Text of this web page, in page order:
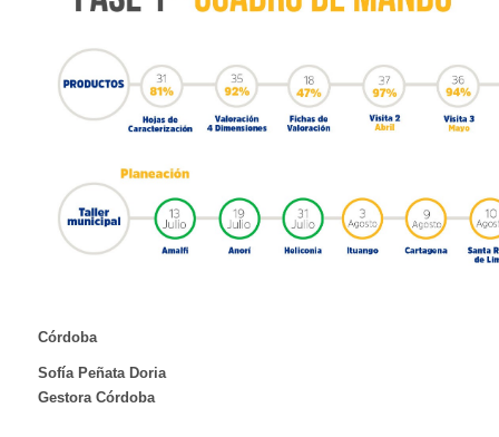
Córdoba
Sofía Peñata Doria
Gestora Córdoba